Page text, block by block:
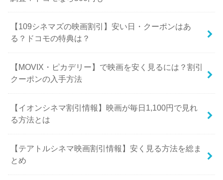
【109シネマズの映画割引】安い日・クーポンはあ
る？ドコモの特典は？
【MOVIX・ピカデリー】で映画を安く見るには？割引
クーポンの入手方法
【イオンシネマ割引情報】映画が毎日1,100円で見れ
る方法とは
【テアトルシネマ映画割引情報】安く見る方法を総ま
とめ